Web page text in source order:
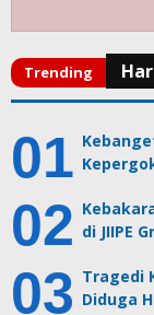
di JIIPE
Tragedi
Diduga